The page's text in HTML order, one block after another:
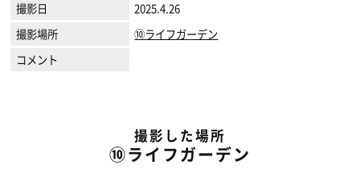
撮影日
2025.4.26
撮影場所
⑩ライフガーデン
コメント
撮影した場所
⑩ライフガーデン